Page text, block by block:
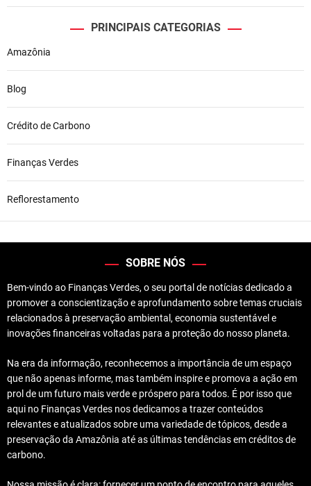
PRINCIPAIS CATEGORIAS
Amazônia
Blog
Crédito de Carbono
Finanças Verdes
Reflorestamento
SOBRE NÓS
Bem-vindo ao Finanças Verdes, o seu portal de notícias dedicado a
promover a conscientização e aprofundamento sobre temas cruciais
relacionados à preservação ambiental, economia sustentável e
inovações financeiras voltadas para a proteção do nosso planeta.
Na era da informação, reconhecemos a importância de um espaço
que não apenas informe, mas também inspire e promova a ação em
prol de um futuro mais verde e próspero para todos. É por isso que
aqui no Finanças Verdes nos dedicamos a trazer conteúdos
relevantes e atualizados sobre uma variedade de tópicos, desde a
preservação da Amazônia até as últimas tendências em créditos de
carbono.